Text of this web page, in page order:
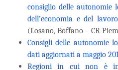
consiglio delle autonomie
dell’economia e del
(Losano, Boffano – CR
Consigli delle autonomie
dati aggiornati a maggio
Regioni in cui non è